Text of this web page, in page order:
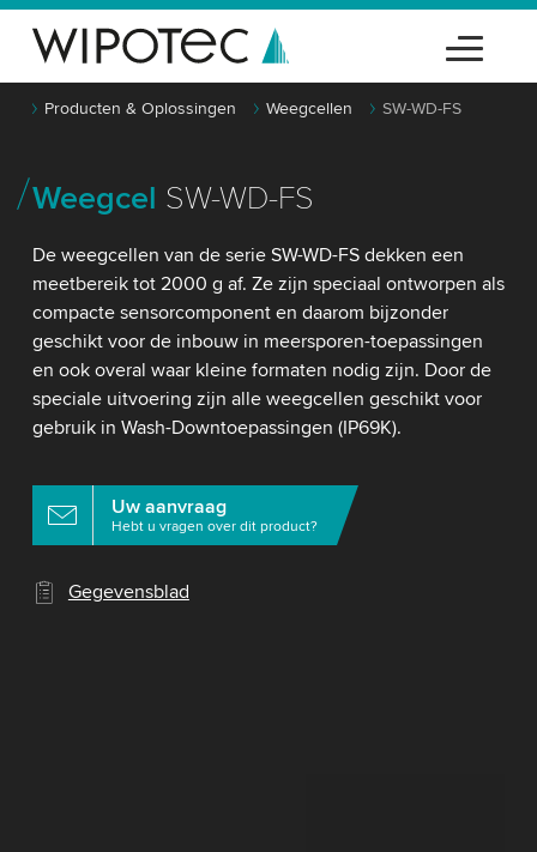
Producten & Oplossingen Weegcellen SW-WD-FS
Weegcel SW-WD-FS
De weegcellen van de serie SW-WD-FS dekken een
meetbereik tot 2000 g af. Ze zijn speciaal ontworpen als
compacte sensorcomponent en daarom bijzonder
geschikt voor de inbouw in meersporen-toepassingen
en ook overal waar kleine formaten nodig zijn. Door de
speciale uitvoering zijn alle weegcellen geschikt voor
gebruik in Wash-Downtoepassingen (IP69K).
Uw aanvraag
Hebt u vragen over dit product?
Gegevensblad